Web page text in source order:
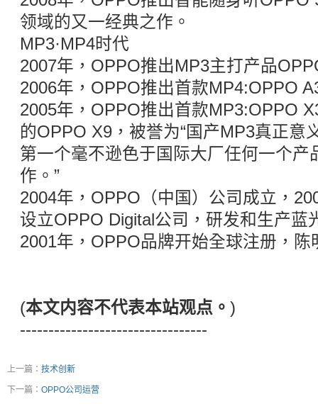
领域的又一经典之作。
MP3·MP4时代
2007年，OPPO推出MP3主打产品
2006年，OPPO推出首款MP4:OPPO
2005年，OPPO推出首款MP3:OPPO
的OPPO X9，被誉为“国产MP3真正意
第一个毫不逊色于国际大厂任何一个产
作。”
2004年，OPPO（中国）公司成立，
设立OPPO Digital公司，研发和生产蓝
2001年，OPPO品牌开始全球注册，陈
(本文内容不代表本站观点。 )
---------------------------------
上一篇： 技术创新
下一篇： OPPO公司运营